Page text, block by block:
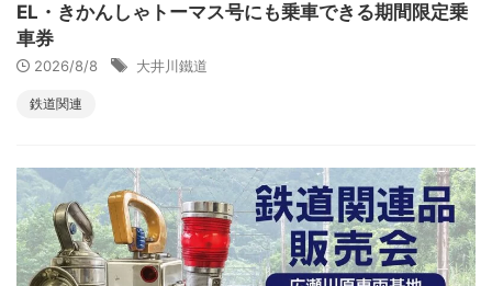
EL・きかんしゃトーマス号にも乗車できる期間限定乗
車券
2026/8/8 大井川鐵道
鉄道関連